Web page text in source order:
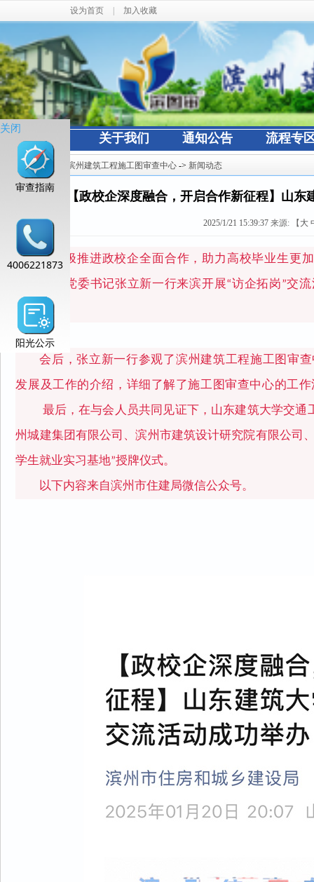
设为首页 加入收藏
网站首页 关于我们 通知公告 流程专
当前位置： 滨州建筑工程施工图审查中心 ->新闻动态
【政校企深度融合，开启合作新征程】山
2025/1/21 15:39:37 来源: 【 大
为积极推进政校企全面合作，助力高校毕业生更
工程学院党委书记张立新一行来滨开展“访企拓岗”交
参加活动。
会后，张立新一行参观了滨州建筑工程施工图审
发展及工作的介绍，详细了解了施工图审查中心的工
最后，在与会人员共同见证下，山东建筑大学交
州城建集团有限公司、滨州市建筑设计研究院有限公司
学生就业实习基地”授牌仪式。
以下内容来自滨州市住建局微信公众号。
关闭
审查指南
4006221873
阳光公示